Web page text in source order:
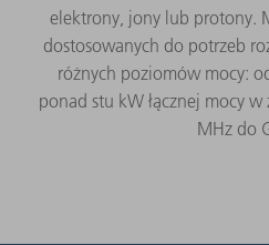
elektrony, jony lub protony.
dostosowanych do potrzeb
różnych poziomów mocy:
ponad stu kW łącznej mocy
MHz do